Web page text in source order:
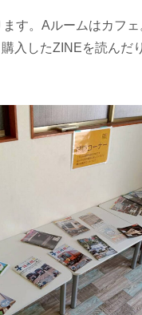
す。Aルームはカフ
入したZINEを読んだ